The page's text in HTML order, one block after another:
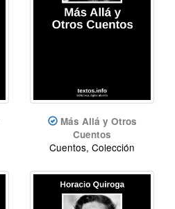
Más Allá y Otros
Cuentos
Cuentos, Colección